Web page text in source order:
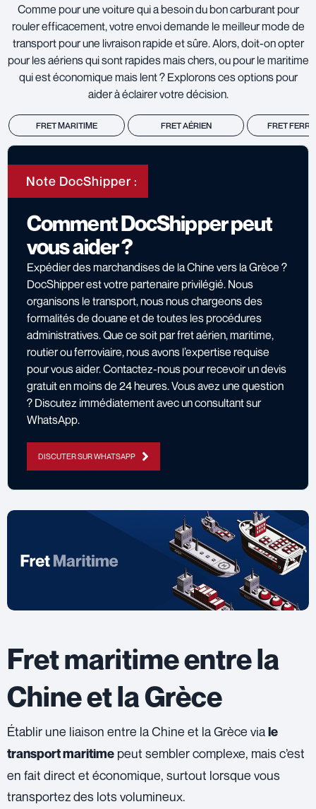
Comme pour une voiture qui a besoin du bon carburant pour
rouler efficacement, votre envoi demande le meilleur mode de
transport pour une livraison rapide et sûre. Alors, doit-on opter
pour les aériens qui sont rapides mais chers, ou pour le maritime
qui est économique mais lent ? Explorons ces options pour
aider à éclairer votre décision.
FRET MARITIME FRET AÉRIEN FRET
Note DocShipper :
Comment DocShipper peut
vous aider ?
Expédier des marchandises de la Chine vers la Grèce ?
DocShipper est votre partenaire privilégié. Nous
organisons le transport, nous nous chargeons des
formalités de douane et de toutes les procédures
administratives. Que ce soit par fret aérien, maritime,
routier ou ferroviaire, nous avons l’expertise requise
pour vous aider. Contactez-nous pour recevoir un devis
gratuit en moins de 24 heures. Vous avez une question
? Discutez immédiatement avec un consultant sur
WhatsApp.
DISCUTER SUR WHATSAPP
Fret maritime entre la
Chine et la Grèce
Établir une liaison entre la Chine et la Grèce viale
transport maritime peut sembler complexe, mais c’est
en fait direct et économique, surtout lorsque vous
transportez des lots volumineux.